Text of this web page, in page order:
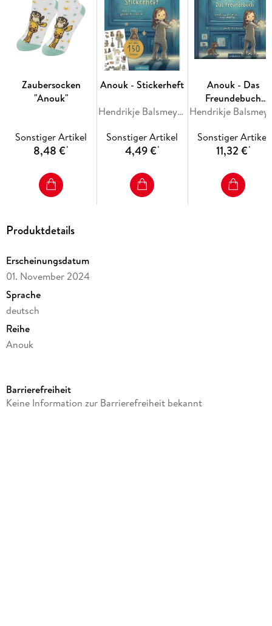
Zaubersocken
"Anouk"
Sonstiger Artikel
8,48 €*
Anouk - Stickerheft
Hendrikje Balsmeyer, Peter Maffay
Sonstiger Artikel
4,49 €*
Anouk - Das
Freundebuch
(Anouk)
Sonstiger Artikel
11,32 €*
Produktdetails
Erscheinungsdatum
01. November 2024
Sprache
deutsch
Reihe
Anouk
Produktart
Barrierefreiheit
Keine Information zur Barrierefreiheit bekannt